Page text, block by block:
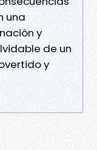
una
y
de un
y